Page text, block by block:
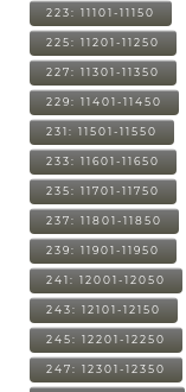
223: 11101-11150
225: 11201-11250
227: 11301-11350
229: 11401-11450
231: 11501-11550
233: 11601-11650
235: 11701-11750
237: 11801-11850
239: 11901-11950
241: 12001-12050
243: 12101-12150
245: 12201-12250
247: 12301-12350